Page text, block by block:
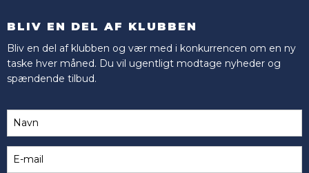
BLIV EN DEL AF KLUBBEN
Bliv en del af klubben og vær med i konkurrencen om en ny
taske hver måned. Du vil ugentligt modtage nyheder og
spændende tilbud.